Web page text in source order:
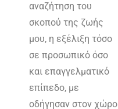
αναζήτηση του
σκοπού της ζωής
μου, η εξέλιξη τόσο
σε προσωπικό όσο
και επαγγελματικό
επίπεδο, με
οδήγησαν στον χώρο